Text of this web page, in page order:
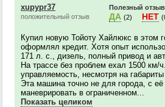
xupypr37
положительный отзыв
Полезный
ДА (2) НЕТ
Купил новую Тойоту Хайлюкс в этом
оформлял кредит. Хотя опыт
171 л. с., дизель, полный привод и
На трассе без проблем ехал 1500 км/
управляемость, несмотря на
Эта машина точно не для города, с её
маневрировать в ограниченном...
Показать целиком